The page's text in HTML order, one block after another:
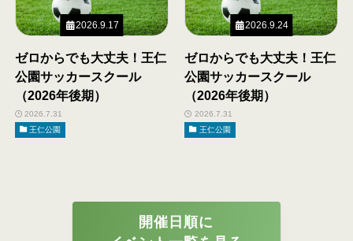
2026.9.17
ゼロからでも大丈夫！王仁
公園サッカースクール
（2026年後期）
2026.7.31
王仁公園
2026.9.24
ゼロからでも大丈夫！王仁
公園サッカースクール
（2026年後期）
2026.7.31
王仁公園
開催日順に